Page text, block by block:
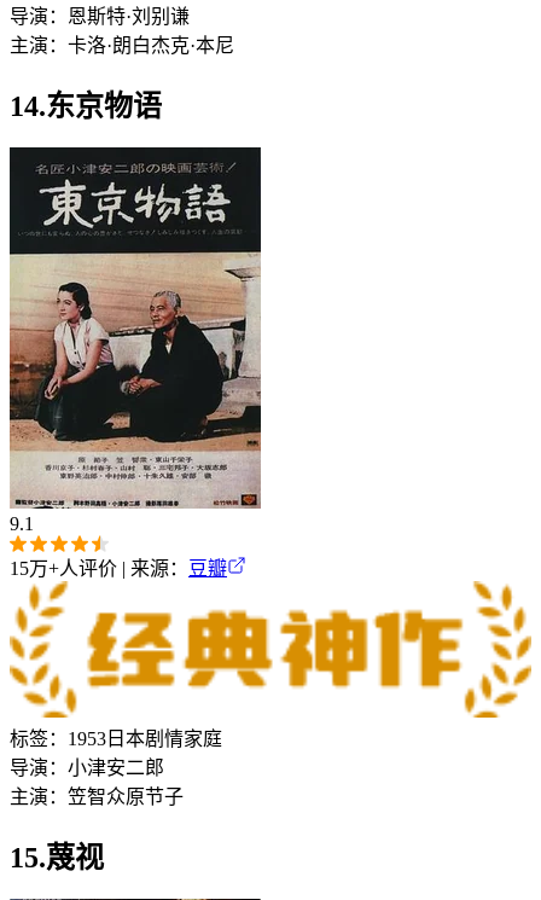
导演： 恩斯特·刘别谦
主演： 卡洛·朗白杰克·本尼
14.东京物语
9.1
15万+人评价 | 来源： 豆瓣
标签： 1953 日本剧情家庭
导演： 小津安二郎
主演： 笠智众原节子
15.蔑视